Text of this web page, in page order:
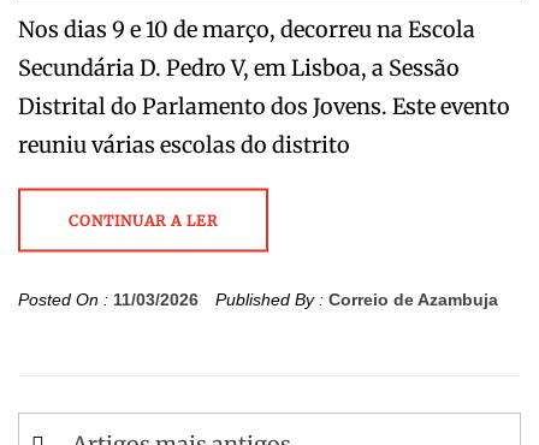
Nos dias 9 e 10 de março, decorreu na Escola
Secundária D. Pedro V, em Lisboa, a Sessão
Distrital do Parlamento dos Jovens. Este evento
reuniu várias escolas do distrito
CONTINUAR A LER
Posted On : 11/03/2026 Published By : Correio de Azambuja
Navegação